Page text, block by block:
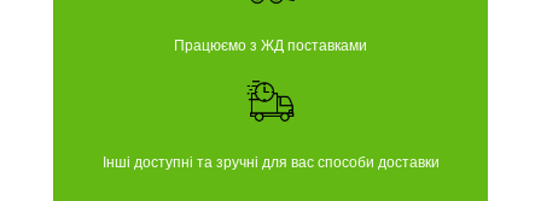
Працюємо з ЖД поставками
Інші доступні та зручні для вас способи доставки